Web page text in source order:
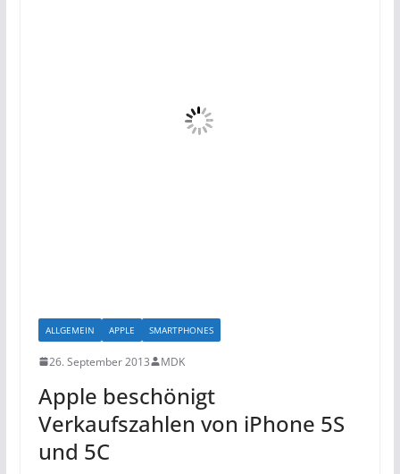
ALLGEMEIN APPLE SMARTPHONES
26. September 2013 MDK
Apple beschönigt
Verkaufszahlen von iPhone 5S
und 5C